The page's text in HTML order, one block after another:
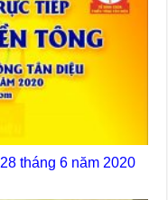
tháng 6 năm 2020